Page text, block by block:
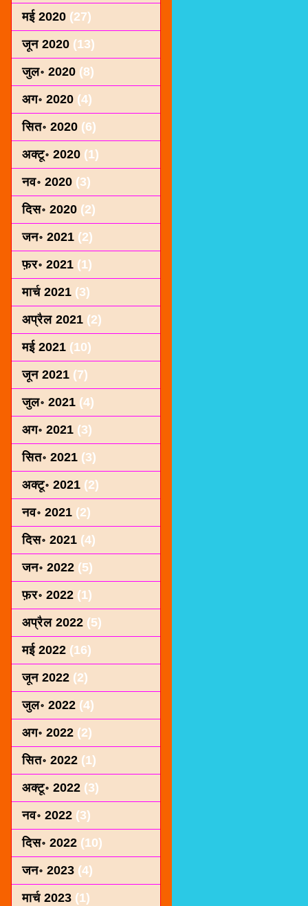
मई 2020 (27)
जून 2020 (13)
जुल॰ 2020 (8)
अग॰ 2020 (4)
सित॰ 2020 (6)
अक्टू॰ 2020 (1)
नव॰ 2020 (3)
दिस॰ 2020 (2)
जन॰ 2021 (2)
फ़र॰ 2021 (1)
मार्च 2021 (3)
अप्रैल 2021 (2)
मई 2021 (10)
जून 2021 (7)
जुल॰ 2021 (4)
अग॰ 2021 (3)
सित॰ 2021 (3)
अक्टू॰ 2021 (2)
नव॰ 2021 (2)
दिस॰ 2021 (4)
जन॰ 2022 (5)
फ़र॰ 2022 (1)
अप्रैल 2022 (5)
मई 2022 (16)
जून 2022 (2)
जुल॰ 2022 (4)
अग॰ 2022 (2)
सित॰ 2022 (1)
अक्टू॰ 2022 (3)
नव॰ 2022 (3)
दिस॰ 2022 (10)
जन॰ 2023 (4)
मार्च 2023 (1)